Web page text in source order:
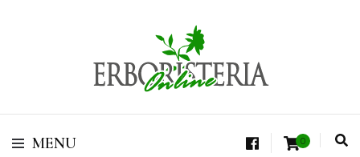
Erboristeria Shop
Vendita di Botaniche, Erbe e Spezie Officinali, Tisane Terapeutiche Esclusive,
MENU 0